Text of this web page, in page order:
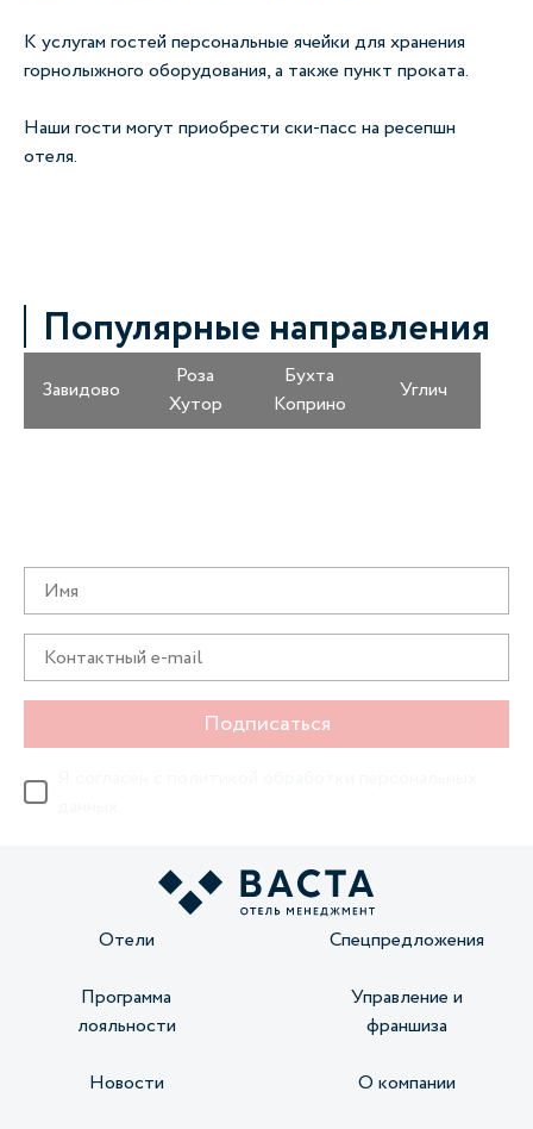
К услугам гостей персональные ячейки для хранения
горнолыжного оборудования, а также пункт проката.
Наши гости могут приобрести ски-пасс на ресепшн
отеля.
Популярные направления
Завидово
Роза
Хутор
Бухта
Коприно
Углич
Подписаться
Отели Спецпредложения
Программа
лояльности
Управление и
франшиза
Новости О компании